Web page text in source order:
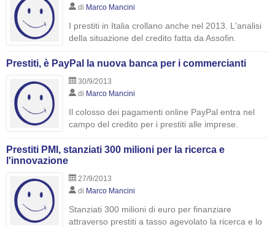
di Marco Mancini
I prestiti in Italia crollano anche nel 2013. L'analisi
della situazione del credito fatta da Assofin.
Prestiti, è PayPal la nuova banca per i commercianti
30/9/2013
di Marco Mancini
Il colosso dei pagamenti online PayPal entra nel
campo del credito per i prestiti alle imprese.
Prestiti PMI, stanziati 300 milioni per la ricerca e
l'innovazione
27/9/2013
di Marco Mancini
Stanziati 300 milioni di euro per finanziare
attraverso prestiti a tasso agevolato la ricerca e lo